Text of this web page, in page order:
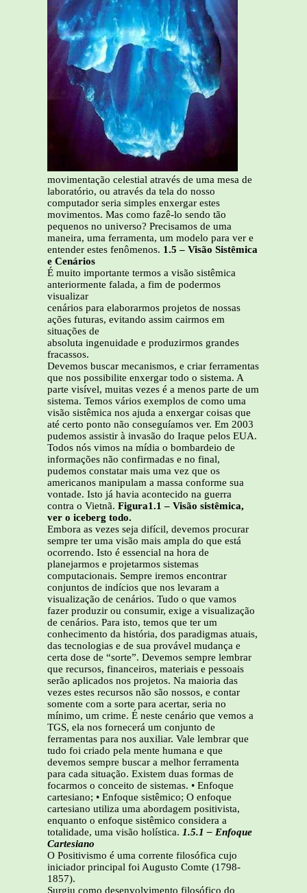
movimentação celestial através de uma mesa de
laboratório, ou através da tela do nosso
computador seria simples enxergar estes
movimentos. Mas como fazê-lo sendo tão
pequenos no universo? Precisamos de uma
maneira, uma ferramenta, um modelo para ver e
entender estes fenômenos. 1.5 – Visão Sistêmica
e Cenários
É muito importante termos a visão sistêmica
anteriormente falada, a fim de podermos
visualizar
cenários para elaborarmos projetos de nossas
ações futuras, evitando assim cairmos em
situações de
absoluta ingenuidade e produzirmos grandes
fracassos.
Devemos buscar mecanismos, e criar ferramentas
que nos possibilite enxergar todo o sistema. A
parte visível, muitas vezes é a menos parte de um
sistema. Temos vários exemplos de como uma
visão sistêmica nos ajuda a enxergar coisas que
até certo ponto não conseguíamos ver. Em 2003
pudemos assistir à invasão do Iraque pelos EUA.
Todos nós vimos na mídia o bombardeio de
informações não confirmadas e no final,
pudemos constatar mais uma vez que os
americanos manipulam a massa conforme sua
vontade. Isto já havia acontecido na guerra
contra o Vietnã. Figura1.1 – Visão sistêmica,
ver o iceberg todo.
Embora as vezes seja difícil, devemos procurar
sempre ter uma visão mais ampla do que está
ocorrendo. Isto é essencial na hora de
planejarmos e projetarmos sistemas
computacionais. Sempre iremos encontrar
conjuntos de indícios que nos levaram a
visualização de cenários. Tudo o que vamos
fazer produzir ou consumir, exige a visualização
de cenários. Para isto, temos que ter um
conhecimento da história, dos paradigmas atuais,
das tecnologias e de sua provável mudança e
certa dose de “sorte”. Devemos sempre lembrar
que recursos, financeiros, materiais e pessoais
serão aplicados nos projetos. Na maioria das
vezes estes recursos não são nossos, e contar
somente com a sorte para acertar, seria no
mínimo, um crime. É neste cenário que vemos a
TGS, ela nos fornecerá um conjunto de
ferramentas para nos auxiliar. Vale lembrar que
tudo foi criado pela mente humana e que
devemos sempre buscar a melhor ferramenta
para cada situação. Existem duas formas de
focarmos o conceito de sistemas. • Enfoque
cartesiano; • Enfoque sistêmico; O enfoque
cartesiano utiliza uma abordagem positivista,
enquanto o enfoque sistêmico considera a
totalidade, uma visão holística. 1.5.1 – Enfoque
Cartesiano
O Positivismo é uma corrente filosófica cujo
iniciador principal foi Augusto Comte (1798-
1857).
Surgiu como desenvolvimento filosófico do